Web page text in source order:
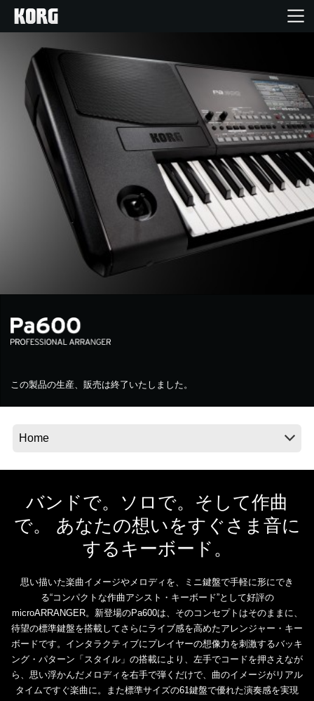
Products
Import Products
Features
Events
About KORG
この製品の生産、販売は終了いたしました。
バンドで。ソロで。そして作曲
で。 あなたの想いをすぐさま音に
するキーボード。
思い描いた楽曲イメージやメロディを、ミニ鍵盤で手軽に形にでき
る“コンパクトな作曲アシスト・キーボード”として好評の
microARRANGER。新登場のPa600は、そのコンセプトはそのままに、
待望の標準鍵盤を搭載してさらにライブ感を高めたアレンジャー・キー
ボードです。インタラクティブにプレイヤーの想像力を刺激するバッキ
ング・パターン「スタイル」の搭載により、左手でコードを押さえなが
ら、思い浮かんだメロディを右手で弾くだけで、曲のイメージがリアル
タイムですぐ楽曲に。また標準サイズの61鍵盤で優れた演奏感を実現